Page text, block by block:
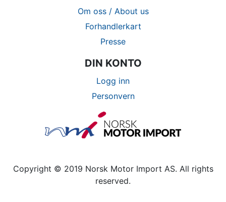
Om oss / About us
Forhandlerkart
Presse
DIN KONTO
Logg inn
Personvern
Copyright © 2019 Norsk Motor Import AS. All rights
reserved.